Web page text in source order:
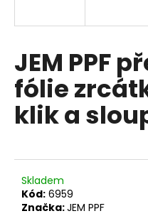
JEM PPF
fólie
klik a
Skladem
Kód: 6959
Značka:JEM PPF
t
?